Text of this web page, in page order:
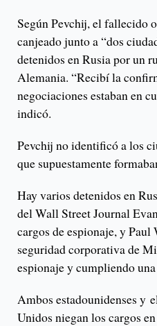
Según Pevchij, el fallecido
canjeado junto a “dos
detenidos en Rusia por un
Alemania. “Recibí la
negociaciones estaban en
indicó.
Pevchij no identificó a los
que supuestamente
Hay varios detenidos en
del Wall Street Journal
cargos de espionaje, y
seguridad corporativa de
espionaje y cumpliendo
Ambos estadounidenses y
Unidos niegan los cargos